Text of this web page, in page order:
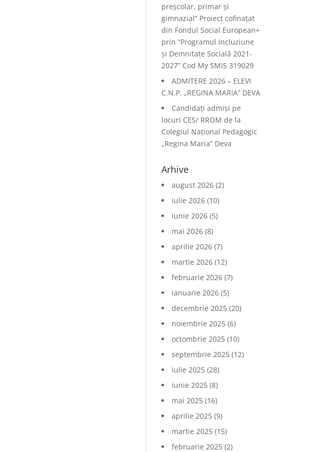
preșcolar, primar și
gimnazial” Proiect cofinațat
din Fondul Social European+
prin “Programul Incluziune
și Demnitate Socială 2021-
2027” Cod My SMIS 319029
ADMITERE 2026 – ELEVI
C.N.P. „REGINA MARIA” DEVA
Candidați admiși pe
locuri CES/ RROM de la
Colegiul Național Pedagogic
„Regina Maria” Deva
Arhive
august 2026 (2)
iulie 2026 (10)
iunie 2026 (5)
mai 2026 (8)
aprilie 2026 (7)
martie 2026 (12)
februarie 2026 (7)
ianuarie 2026 (5)
decembrie 2025 (20)
noiembrie 2025 (6)
octombrie 2025 (10)
septembrie 2025 (12)
iulie 2025 (28)
iunie 2025 (8)
mai 2025 (16)
aprilie 2025 (9)
martie 2025 (15)
februarie 2025 (2)